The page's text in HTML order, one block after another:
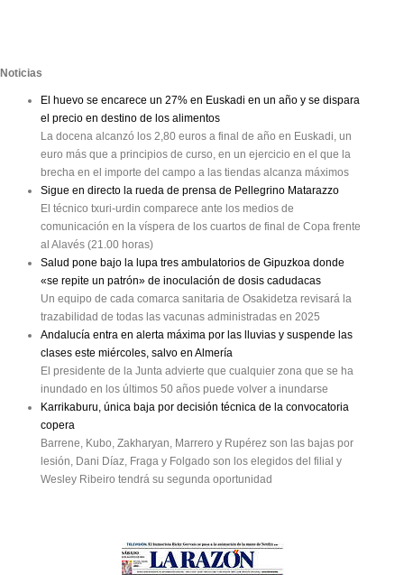
Noticias
El huevo se encarece un 27% en Euskadi en un año y se dispara
el precio en destino de los alimentos
La docena alcanzó los 2,80 euros a final de año en Euskadi, un
euro más que a principios de curso, en un ejercicio en el que la
brecha en el importe del campo a las tiendas alcanza máximos
Sigue en directo la rueda de prensa de Pellegrino Matarazzo
El técnico txuri-urdin comparece ante los medios de
comunicación en la víspera de los cuartos de final de Copa frente
al Alavés (21.00 horas)
Salud pone bajo la lupa tres ambulatorios de Gipuzkoa donde
«se repite un patrón» de inoculación de dosis cadudacas
Un equipo de cada comarca sanitaria de Osakidetza revisará la
trazabilidad de todas las vacunas administradas en 2025
Andalucía entra en alerta máxima por las lluvias y suspende las
clases este miércoles, salvo en Almería
El presidente de la Junta advierte que cualquier zona que se ha
inundado en los últimos 50 años puede volver a inundarse
Karrikaburu, única baja por decisión técnica de la convocatoria
copera
Barrene, Kubo, Zakharyan, Marrero y Rupérez son las bajas por
lesión, Dani Díaz, Fraga y Folgado son los elegidos del filial y
Wesley Ribeiro tendrá su segunda oportunidad